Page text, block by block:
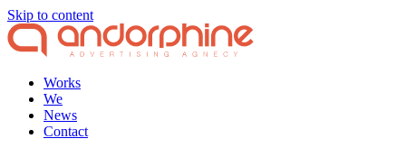
Skip to content
Works
We
News
Contact